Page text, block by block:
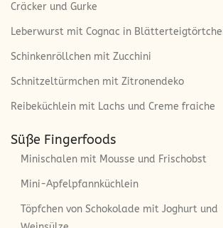
Cräcker und Gurke
Leberwurst mit Cognac in
Schinkenröllchen mit Zucchini
Schnitzeltürmchen mit Zitronendeko
Reibeküchlein mit Lachs und Creme fraiche
Süße Fingerfoods
Minischalen mit Mousse und Frischobst
Mini-Apfelpfannküchlein
Töpfchen von Schokolade mit Joghurt und